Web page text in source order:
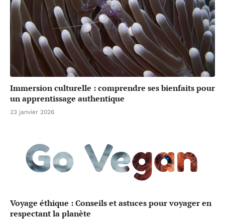
Immersion culturelle : comprendre ses bienfaits pour
un apprentissage authentique
23 janvier 2026
Voyage éthique : Conseils et astuces pour voyager en
respectant la planète